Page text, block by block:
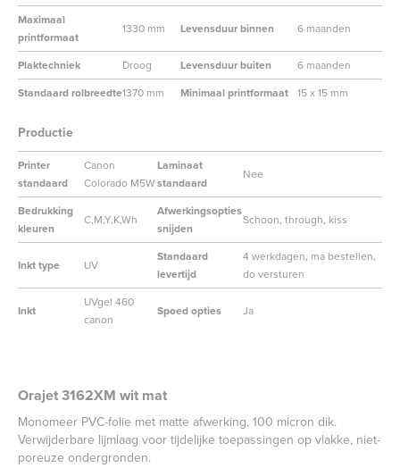
Maximaal
printformaat
1330 mm Levensduur binnen 6 maanden
Plaktechniek Droog Levensduur buiten
6 maanden
Standaard rolbreedte1370 mm Minimaal printformaat 15 x 15 mm
Productie
Printer
standaard
Canon
Colorado M5W
Laminaat
standaard
Nee
Bedrukking
kleuren
C,M,Y,K,Wh
Afwerkingsopties
snijden
Schoon, through, kiss
Inkt type UV
Standaard
levertijd
4 werkdagen, ma bestellen,
do versturen
Inkt
UVgel 460
canon
Spoed opties Ja
Orajet 3162XM wit mat
Monomeer PVC-folie met matte afwerking, 100 micron dik.
Verwijderbare lijmlaag voor tijdelijke toepassingen op vlakke, niet-
poreuze ondergronden.